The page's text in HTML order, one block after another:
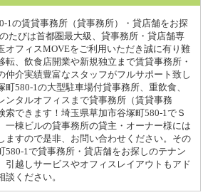
1の賃貸事務所（貸事務所）・貸店舗をお探
たびは首都圏最大級、貸事務所・貸店舗専
オフィスMOVEをご利用いただき誠に有り難
転、飲食店開業や新規独立まで賃貸事務所・
仲介実績豊富なスタッフがフルサポート致し
町580-1の大型駐車場付貸事務所、重飲食、
ンタルオフィスまで貸事務所（賃貸事務
索できます！埼玉県草加市谷塚町580-1でＳ
一棟ビルの貸事務所の貸主・オーナー様には
ますので是非、お問い合わせください。その
580-1で貸事務所・貸店舗をお探しのテナン
引越しサービスやオフィスレイアウトもアド
ください。